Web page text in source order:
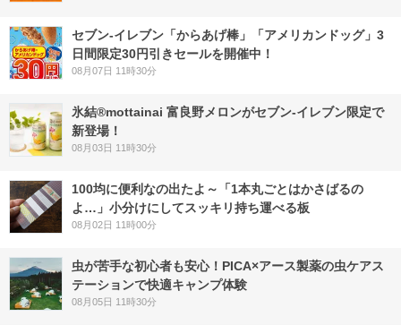
セブン‐イレブン「からあげ棒」「アメリカンドッグ」3
日間限定30円引きセールを開催中！
08月07日 11時30分
氷結®mottainai 富良野メロンがセブン‐イレブン限定で
新登場！
08月03日 11時30分
100均に便利なの出たよ～「1本丸ごとはかさばるの
よ…」小分けにしてスッキリ持ち運べる板
08月02日 11時00分
虫が苦手な初心者も安心！PICA×アース製薬の虫ケアス
テーションで快適キャンプ体験
08月05日 11時30分